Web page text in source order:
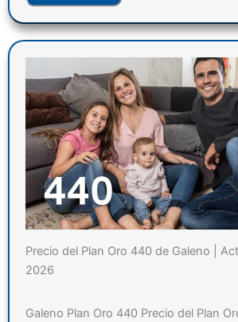
Precio del Plan Oro 440 de Galeno |
2026
Galeno Plan Oro 440 Precio del Plan